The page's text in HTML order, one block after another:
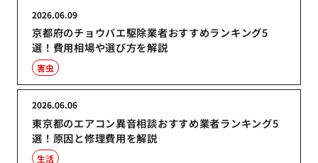
京都府のチョウバエ駆除業者おすすめランキング5
選！費用相場や選び方を解説
2026.06.09
害虫
東京都のエアコン異音相談おすすめ業者ランキング5
選！原因と修理費用を解説
2026.06.06
生活